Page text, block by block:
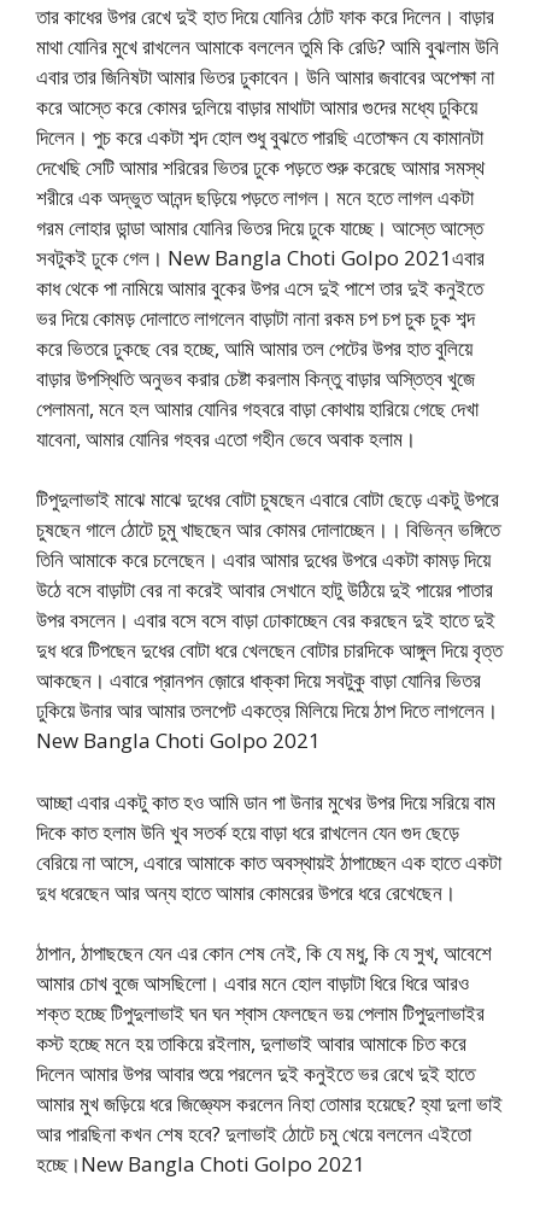
তার কাধের উপর রেখে দুই হাত দিয়ে যোনির ঠোট ফাক করে দিলেন। বাড়ার
মাথা যোনির মুখে রাখলেন আমাকে বললেন তুমি কি রেডি? আমি বুঝলাম উনি
এবার তার জিনিষটা আমার ভিতর ঢুকাবেন। উনি আমার জবাবের অপেক্ষা না
করে আস্তে করে কোমর দুলিয়ে বাড়ার মাথাটা আমার গুদের মধ্যে ঢুকিয়ে
দিলেন। পুচ করে একটা শব্দ হোল শুধু বুঝতে পারছি এতোক্ষন যে কামানটা
দেখেছি সেটি আমার শরিরের ভিতর ঢুকে পড়তে শুরু করেছে আমার সমস্থ
শরীরে এক অদ্ভুত আনন্দ ছড়িয়ে পড়তে লাগল। মনে হতে লাগল একটা
গরম লোহার ডান্ডা আমার যোনির ভিতর দিয়ে ঢুকে যাচ্ছে। আস্তে আস্তে
সবটুকই ঢুকে গেল। New Bangla Choti Golpo 2021এবার
কাধ থেকে পা নামিয়ে আমার বুকের উপর এসে দুই পাশে তার দুই কনুইতে
ভর দিয়ে কোমড় দোলাতে লাগলেন বাড়াটা নানা রকম চপ চপ চুক চুক শব্দ
করে ভিতরে ঢুকছে বের হচ্ছে, আমি আমার তল পেটের উপর হাত বুলিয়ে
বাড়ার উপস্থিতি অনুভব করার চেষ্টা করলাম কিন্তু বাড়ার অস্তিত্ব খুজে
পেলামনা, মনে হল আমার যোনির গহবরে বাড়া কোথায় হারিয়ে গেছে দেখা
যাবেনা, আমার যোনির গহবর এতো গহীন ভেবে অবাক হলাম।
টিপুদুলাভাই মাঝে মাঝে দুধের বোটা চুষছেন এবারে বোটা ছেড়ে একটু উপরে
চুষছেন গালে ঠোটে চুমু খাছছেন আর কোমর দোলাচ্ছেন।। বিভিন্ন ভঙ্গিতে
তিনি আমাকে করে চলেছেন। এবার আমার দুধের উপরে একটা কামড় দিয়ে
উঠে বসে বাড়াটা বের না করেই আবার সেখানে হাটু উঠিয়ে দুই পায়ের পাতার
উপর বসলেন। এবার বসে বসে বাড়া ঢোকাচ্ছেন বের করছেন দুই হাতে দুই
দুধ ধরে টিপছেন দুধের বোটা ধরে খেলছেন বোটার চারদিকে আঙ্গুল দিয়ে বৃত্ত
আকছেন। এবারে প্রানপন জ়োরে ধাক্কা দিয়ে সবটুকু বাড়া যোনির ভিতর
ঢুকিয়ে উনার আর আমার তলপেট একত্রে মিলিয়ে দিয়ে ঠাপ দিতে লাগলেন।
New Bangla Choti Golpo 2021
আচ্ছা এবার একটু কাত হও আমি ডান পা উনার মুখের উপর দিয়ে সরিয়ে বাম
দিকে কাত হলাম উনি খুব সতর্ক হয়ে বাড়া ধরে রাখলেন যেন গুদ ছেড়ে
বেরিয়ে না আসে, এবারে আমাকে কাত অবস্থায়ই ঠাপাচ্ছেন এক হাতে একটা
দুধ ধরেছেন আর অন্য হাতে আমার কোমরের উপরে ধরে রেখেছেন।
ঠাপান, ঠাপাছছেন যেন এর কোন শেষ নেই, কি যে মধু, কি যে সুখ্, আবেশে
আমার চোখ বুজে আসছিলো। এবার মনে হোল বাড়াটা ধিরে ধিরে আরও
শক্ত হচ্ছে টিপুদুলাভাই ঘন ঘন শ্বাস ফেলছেন ভয় পেলাম টিপুদুলাভাইর
কস্ট হচ্ছে মনে হয় তাকিয়ে রইলাম, দুলাভাই আবার আমাকে চিত করে
দিলেন আমার উপর আবার শুয়ে পরলেন দুই কনুইতে ভর রেখে দুই হাতে
আমার মুখ জড়িয়ে ধরে জিজ্ঞ্যেস করলেন নিহা তোমার হয়েছে? হ্যা দুলা ভাই
আর পারছিনা কখন শেষ হবে? দুলাভাই ঠোটে চমু খেয়ে বললেন এইতো
হচ্ছে।New Bangla Choti Golpo 2021